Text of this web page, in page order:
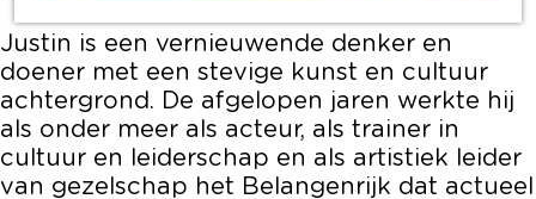
Justin is een vernieuwende denker en
doener met een stevige kunst en cultuur
achtergrond. De afgelopen jaren werkte hij
als onder meer als acteur, als trainer in
cultuur en leiderschap en als artistiek leider
van gezelschap het Belangenrijk dat actueel